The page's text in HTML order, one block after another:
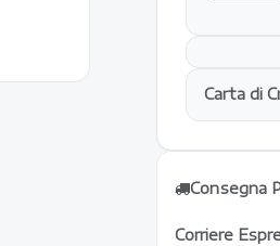
Carta di
Consegna
Corriere